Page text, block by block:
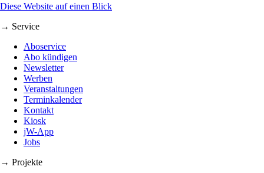
Diese Website auf einen Blick
→ Service
Aboservice
Abo kündigen
Newsletter
Werben
Veranstaltungen
Terminkalender
Kontakt
Kiosk
jW-App
Jobs
→ Projekte